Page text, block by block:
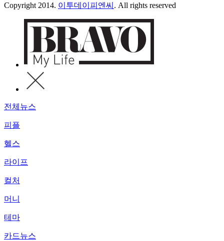
Copyright 2014. 이투데이피엔씨 . All rights reserved
전체뉴스
피플
헬스
라이프
컬처
머니
테마
카드뉴스